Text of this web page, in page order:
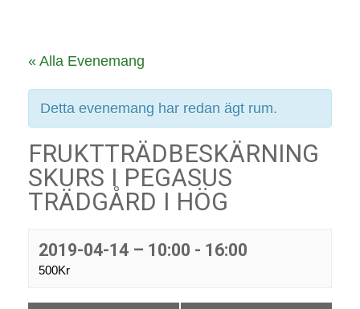
« Alla Evenemang
Detta evenemang har redan ägt rum.
FRUKTTRÄDBESKÄRNING
SKURS I PEGASUS
TRÄDGÅRD I HÖG
2019-04-14 – 10:00 - 16:00
500Kr